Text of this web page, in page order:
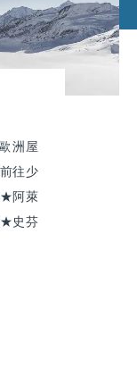
洲屋
往少
★阿萊
★史芬